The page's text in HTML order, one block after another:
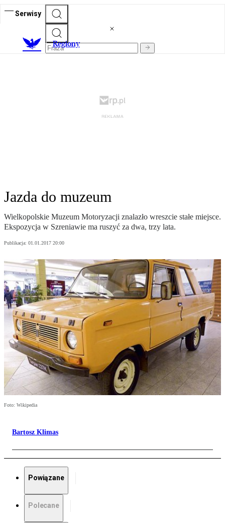
Serwisy
Regiony
Jazda do muzeum
Wielkopolskie Muzeum Motoryzacji znalazło wreszcie stałe miejsce.
Ekspozycja w Szreniawie ma ruszyć za dwa, trzy lata.
Publikacja: 01.01.2017 20:00
Foto: Wikipedia
Bartosz Klimas
Powiązane
Polecane